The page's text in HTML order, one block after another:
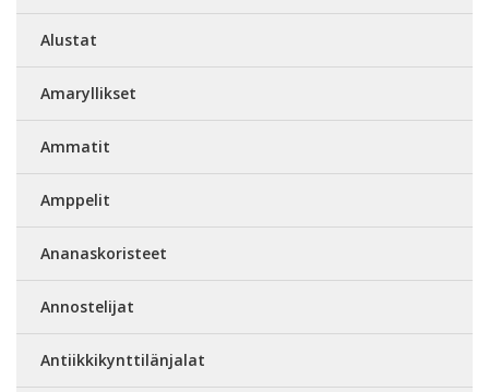
Alustat
Amaryllikset
Ammatit
Amppelit
Ananaskoristeet
Annostelijat
Antiikkikynttilänjalat